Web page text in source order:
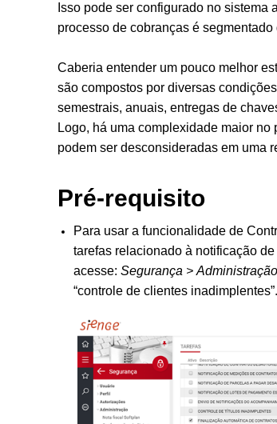
Isso pode ser configurado no
processo de cobranças é
Caberia entender um pouco melhor
são compostos por diversas
semestrais, anuais, entregas de
Logo, há uma complexidade maior
podem ser desconsideradas em uma
Pré-requisito
Para usar a funcionalidade de
tarefas relacionado à notificação
acesse: Segurança >
“controle de clientes inadimplentes”.